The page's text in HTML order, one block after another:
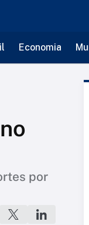
Economia
por